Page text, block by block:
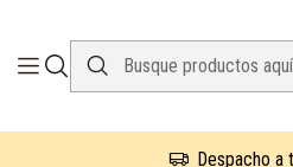
Despacho a